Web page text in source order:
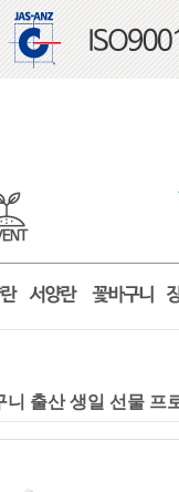
니 출산 생일 선물 프